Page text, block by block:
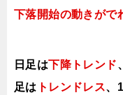
下落開始の動きがで
日足は下降トレンド
足は トレンドレス、